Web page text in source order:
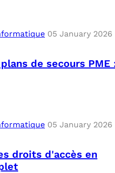
05 January 2026
de secours PME
05 January 2026
droits d'accès en